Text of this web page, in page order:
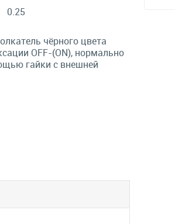
0.25
чёрного цвета
OFF-(ON), нормально
гайки с внешней